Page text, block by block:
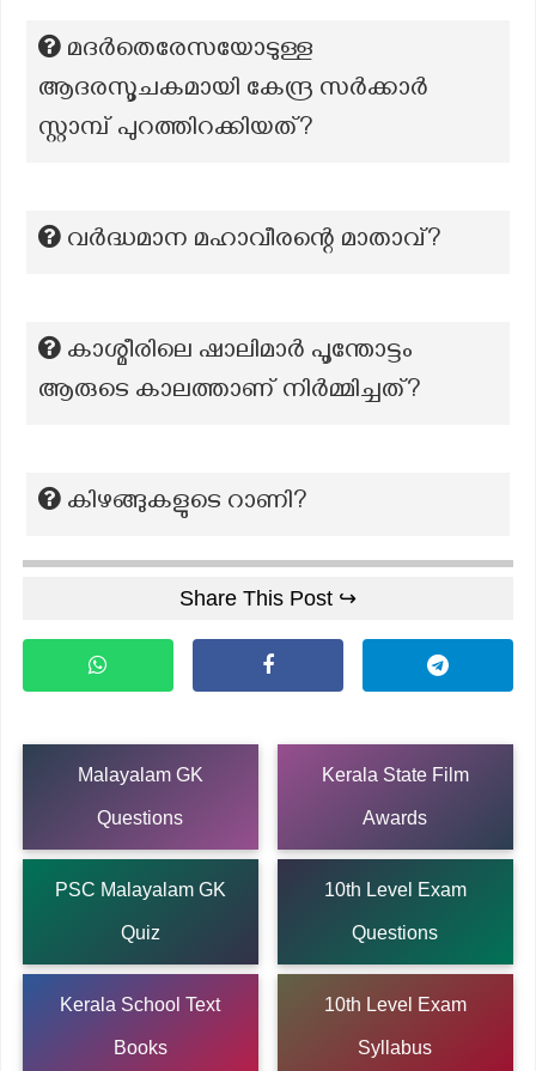
മദർതെരേസയോടുള്ള
ആദരസൂചകമായി കേന്ദ്ര സർക്കാർ
സ്റ്റാമ്പ് പുറത്തിറക്കിയത്?
വർദ്ധമാന മഹാവീരന്റെ മാതാവ്?
കാശ്മീരിലെ ഷാലിമാര്‍ പൂന്തോട്ടം
ആരുടെ കാലത്താണ് നിര്‍മ്മിച്ചത്?
കിഴങ്ങുകളുടെ റാണി?
Share This Post ↪
Malayalam GK
Questions
Kerala State Film
Awards
PSC Malayalam GK
Quiz
10th Level Exam
Questions
Kerala School Text
Books
10th Level Exam
Syllabus